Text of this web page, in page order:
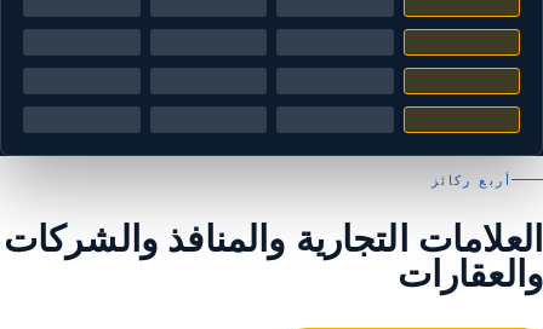
أربع ركائز
العلامات التجارية والمنافذ والشركات
والعقارات